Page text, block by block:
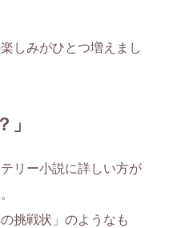
しみがひとつ増えまし
」
リー小説に詳しい方が
挑戦状」のようなも